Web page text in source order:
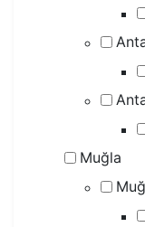
Muğla